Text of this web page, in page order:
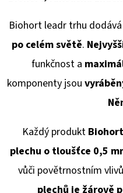
Biohort leadr trhu dodává
po celém světě.
funkčnost a
komponenty jsou
Každý produkt
plechu o tloušťce 0,5
vůči povětrnostním
plechů je žárově